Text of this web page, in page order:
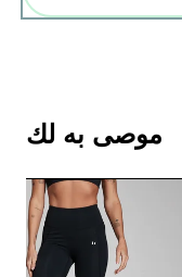
موصى به لك